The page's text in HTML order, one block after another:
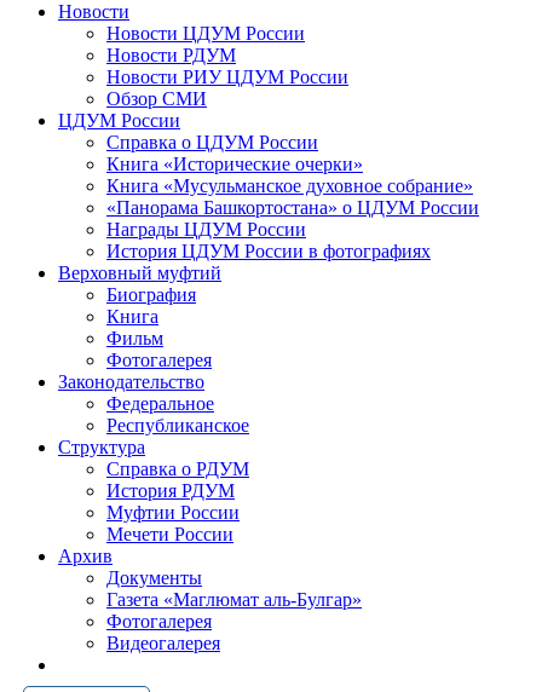
Новости
Новости ЦДУМ России
Новости РДУМ
Новости РИУ ЦДУМ России
Обзор СМИ
ЦДУМ России
Справка о ЦДУМ России
Книга «Исторические очерки»
Книга «Мусульманское духовное собрание»
«Панорама Башкортостана» о ЦДУМ России
Награды ЦДУМ России
История ЦДУМ России в фотографиях
Верховный муфтий
Биография
Книга
Фильм
Фотогалерея
Законодательство
Федеральное
Республиканское
Структура
Справка о РДУМ
История РДУМ
Муфтии России
Мечети России
Архив
Документы
Газета «Маглюмат аль-Булгар»
Фотогалерея
Видеогалерея